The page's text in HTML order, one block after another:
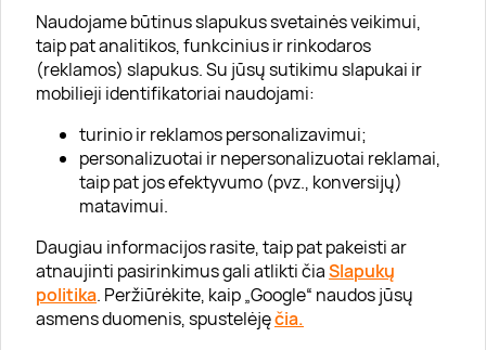
Naudojame būtinus slapukus svetainės veikimui,
taip pat analitikos, funkcinius ir rinkodaros
(reklamos) slapukus. Su jūsų sutikimu slapukai ir
mobilieji identifikatoriai naudojami:
turinio ir reklamos personalizavimui;
personalizuotai ir nepersonalizuotai reklamai,
taip pat jos efektyvumo (pvz., konversijų)
matavimui.
Daugiau informacijos rasite, taip pat pakeisti ar
atnaujinti pasirinkimus gali atlikti čiaSlapukų
politika. Peržiūrėkite, kaip „Google“ naudos jūsų
asmens duomenis, spustelėjęčia.
Apie „Gera Dovana“
Lojalumo klubas
Karjera
Visi partneriai
Kontaktai
Tinklaraštis
Informacija